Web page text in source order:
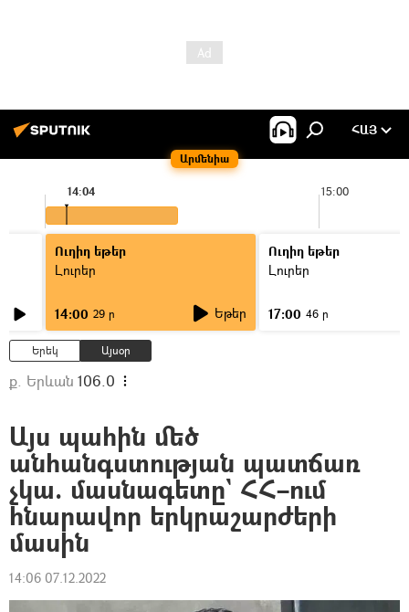
Արմենիա
ՀԱՅ
15:00
14:04
Ուղիղ եթեր
Լուրեր
14:00 29 ր Եթեր
Ուղիղ եթեր
Լուրեր
17:00 46 ր
Երեկ Այսօր
ք. Երևան 106.0
Այս պահին մեծ
անհանգստության պատճառ
չկա. մասնագետը` ՀՀ–ում
հնարավոր երկրաշարժերի
մասին
14:06 07.12.2022